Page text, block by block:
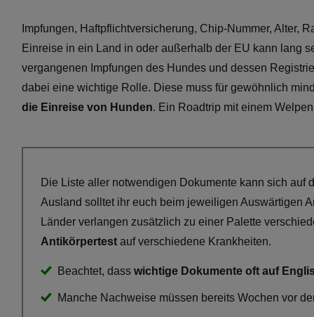
Impfungen, Haftpflichtversicherung, Chip-Nummer, Alter,
Einreise in ein Land in oder außerhalb der EU kann lang
vergangenen Impfungen des Hundes und dessen
dabei eine wichtige Rolle. Diese muss für gewöhnlich
die Einreise von Hunden. Ein Roadtrip mit einem
Die Liste aller notwendigen Dokumente kann sich
Ausland solltet ihr euch beim jeweiligen Auswärtigen
Länder verlangen zusätzlich zu einer Palette
Antikörpertest auf verschiedene Krankheiten.
Beachtet, dass wichtige Dokumente oft auf
Manche Nachweise müssen bereits Wochen vor